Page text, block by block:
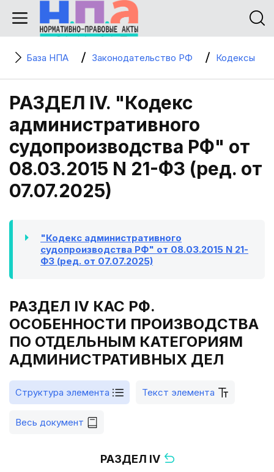
База НПА Законодательство РФ Кодексы
РАЗДЕЛ IV. "Кодекс
административного
судопроизводства РФ" от
08.03.2015 N 21-ФЗ (ред. от
07.07.2025)
"Кодекс административного
судопроизводства РФ" от 08.03.2015 N 21-
ФЗ (ред. от 07.07.2025)
РАЗДЕЛ IV КАС РФ.
ОСОБЕННОСТИ ПРОИЗВОДСТВА
ПО ОТДЕЛЬНЫМ КАТЕГОРИЯМ
АДМИНИСТРАТИВНЫХ ДЕЛ
Структура элемента Текст элемента
Весь документ
РАЗДЕЛ IV